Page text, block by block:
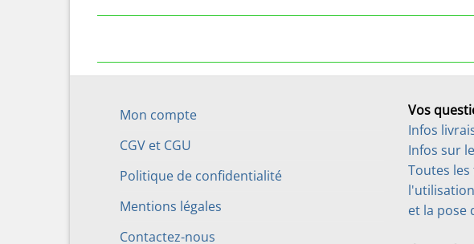
Mon compte
CGV et CGU
Politique de confidentialité
Mentions légales
Contactez-nous
Vos
Infos
Infos sur
Toutes
l'utilisation
et la pose